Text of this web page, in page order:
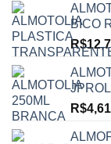
BICO
R$
R$4,61